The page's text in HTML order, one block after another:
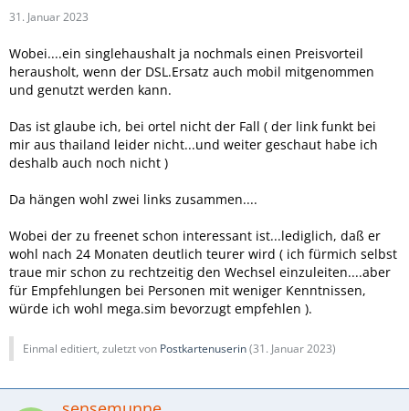
31. Januar 2023
Wobei....ein singlehaushalt ja nochmals einen Preisvorteil
herausholt, wenn der DSL.Ersatz auch mobil mitgenommen
und genutzt werden kann.
Das ist glaube ich, bei ortel nicht der Fall ( der link funkt bei
mir aus thailand leider nicht...und weiter geschaut habe ich
deshalb auch noch nicht )
Da hängen wohl zwei links zusammen....
Wobei der zu freenet schon interessant ist...lediglich, daß er
wohl nach 24 Monaten deutlich teurer wird ( ich fürmich selbst
traue mir schon zu rechtzeitig den Wechsel einzuleiten....aber
für Empfehlungen bei Personen mit weniger Kenntnissen,
würde ich wohl mega.sim bevorzugt empfehlen ).
Einmal editiert, zuletzt von Postkartenuserin(31. Januar 2023)